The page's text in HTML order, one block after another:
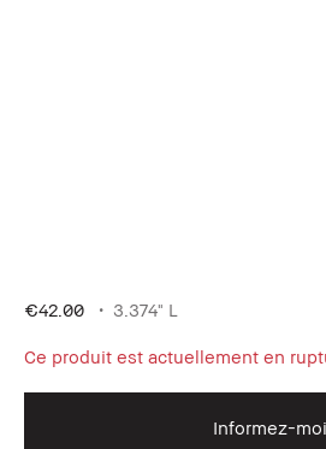
€42.00 3.374" L
Ce produit est actuellement en
Informez-moi